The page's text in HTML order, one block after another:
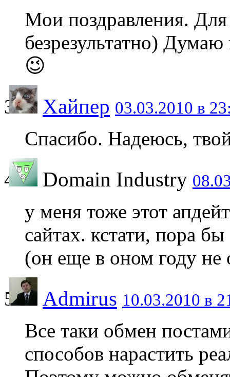
Мои поздравления.
безрезультатно)
😉
Хайпер 03.03.2010 в
Спасибо. Надеюсь,
Domain Industry
у меня тоже этот
сайтах. кстати, пора
(он еще в оном году не
Admirus 10.03.2010 в
Все таки обмен
способов нарастить